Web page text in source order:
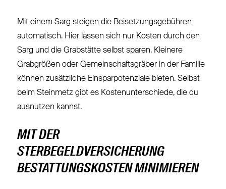
Mit einem Sarg steigen die Beisetzungsgebühren
automatisch. Hier lassen sich nur Kosten durch den
Sarg und die Grabstätte selbst sparen. Kleinere
Grabgrößen oder Gemeinschaftsgräber in der Familie
können zusätzliche Einsparpotenziale bieten. Selbst
beim Steinmetz gibt es Kostenunterschiede, die du
ausnutzen kannst.
MIT DER
STERBEGELDVERSICHERUNG
BESTATTUNGSKOSTEN MINIMIEREN